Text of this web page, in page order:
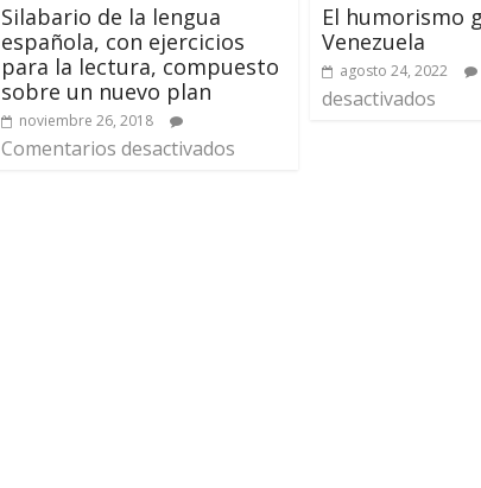
Silabario de la lengua
española, con ejercicios
para la lectura, compuesto
sobre un nuevo plan
noviembre 26, 2018
Comentarios desactivados
El humorismo
Venezuela
agosto 24, 2022
desactivados